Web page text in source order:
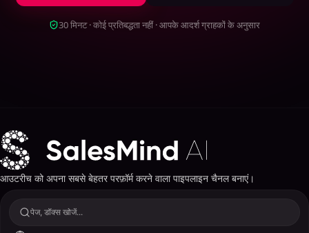
30 मिनट · कोई प्रतिबद्धता नहीं · आपके आदर्श ग्राहकों के अनुसार
आउटरीच को अपना सबसे बेहतर परफ़ॉर्म करने वाला पाइपलाइन चैनल बनाएं।
पेज, डॉक्स खोजें...